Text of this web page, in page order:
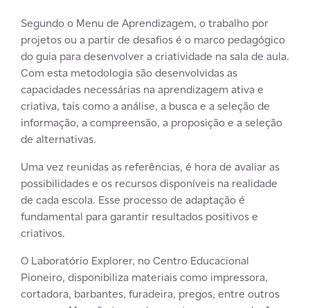
Segundo o Menu de Aprendizagem, o trabalho por
projetos ou a partir de desafios é o marco pedagógico
do guia para desenvolver a criatividade na sala de aula.
Com esta metodologia são desenvolvidas as
capacidades necessárias na aprendizagem ativa e
criativa, tais como a análise, a busca e a seleção de
informação, a compreensão, a proposição e a seleção
de alternativas.
Uma vez reunidas as referências, é hora de avaliar as
possibilidades e os recursos disponíveis na realidade
de cada escola. Esse processo de adaptação é
fundamental para garantir resultados positivos e
criativos.
O Laboratório Explorer, no Centro Educacional
Pioneiro, disponibiliza materiais como impressora,
cortadora, barbantes, furadeira, pregos, entre outros